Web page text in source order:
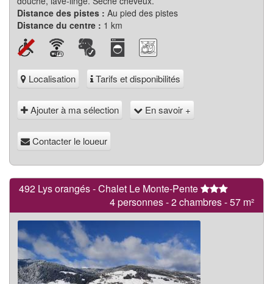
Distance des pistes : Au pied des pistes
Distance du centre : 1 km
Localisation Tarifs et disponibilités
Ajouter à ma sélection En savoir +
Contacter le loueur
492 Lys orangés - Chalet Le Monte-Pente
4 personnes - 2 chambres - 57 m²